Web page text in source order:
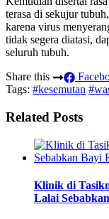
terasa di sekujur
karena virus
tidak segera diatasi,
seluruh tubuh.
Share this
Tags: #kesemutan
Related Posts
Klinik di
Lalai